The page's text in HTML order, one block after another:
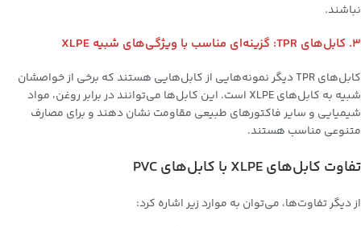
نباشند.
3. کابل‌های TPR: گزینه‌ای مناسب با ویژگی‌های شبیه XLPE
کابل‌های TPR دیگر نمونه‌هایی از کابل‌هایی هستند که برخی از خواصشان
شبیه به کابل‌های XLPE است. این کابل‌ها می‌توانند در برابر روغن، مواد
شیمیایی و سایر فاکتورهای طبیعی مقاومت نشان دهند و برای مصارف
متنوعی مناسب هستند.
تفاوت کابل‌های XLPE با کابل‌های PVC
از دیگر تفاوت‌ها، می‌توان به موارد زیر اشاره کرد: